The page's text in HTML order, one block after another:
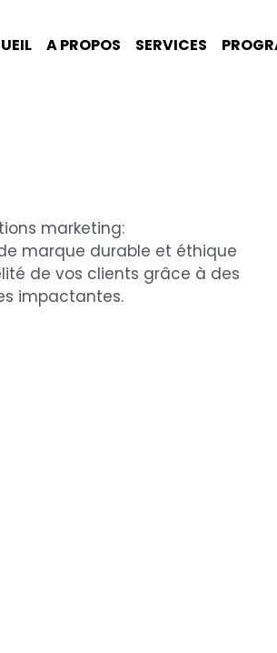
SERVICES PROGRAMMES
marketing:
marque durable et éthique
de vos clients grâce à des
impactantes.